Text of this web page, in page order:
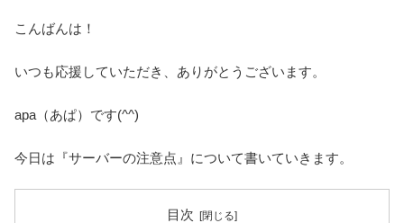
こんばんは！
いつも応援していただき、ありがとうございます。
apa（あぱ）です(^^)
今日は『サーバーの注意点』について書いていきます。
目次